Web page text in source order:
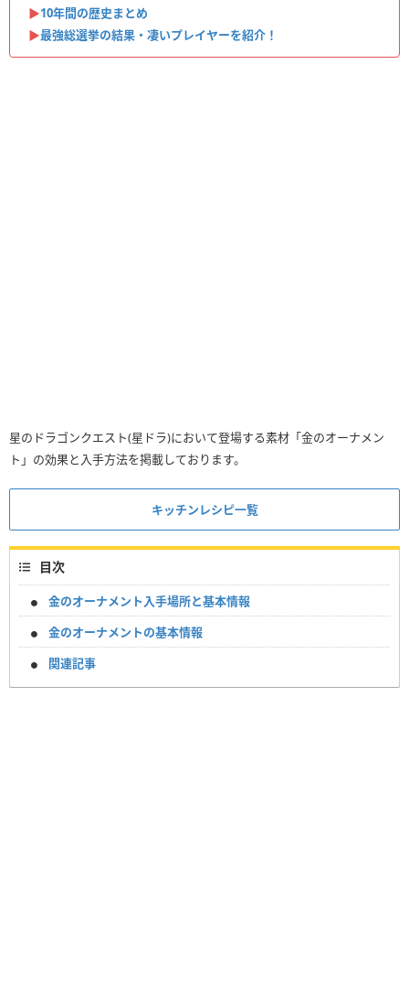
▶︎10年間の歴史まとめ
▶︎最強総選挙の結果・凄いプレイヤーを紹介！
星のドラゴンクエスト(星ドラ)において登場する素材「金のオーナメン
ト」の効果と入手方法を掲載しております。
キッチンレシピ一覧
目次
金のオーナメント入手場所と基本情報
金のオーナメントの基本情報
関連記事